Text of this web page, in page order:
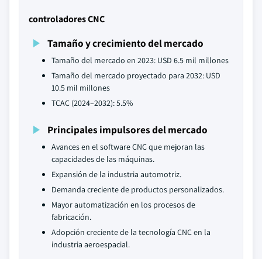
controladores CNC
Tamaño y crecimiento del mercado
Tamaño del mercado en 2023: USD 6.5 mil millones
Tamaño del mercado proyectado para 2032: USD
10.5 mil millones
TCAC (2024–2032): 5.5%
Principales impulsores del mercado
Avances en el software CNC que mejoran las
capacidades de las máquinas.
Expansión de la industria automotriz.
Demanda creciente de productos personalizados.
Mayor automatización en los procesos de
fabricación.
Adopción creciente de la tecnología CNC en la
industria aeroespacial.